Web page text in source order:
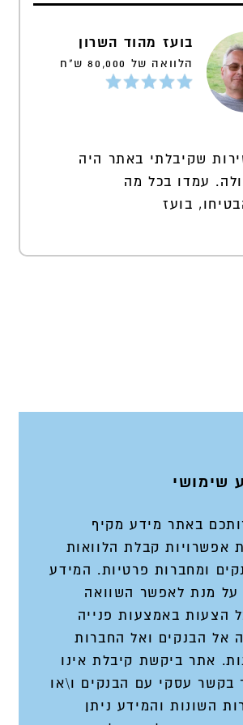
בועז מהוד השרון
הלוואה של 80,000 ש"ח
שקיבלתי באתר היה
עמדו בכל מה
בועז
שימושי
באתר מידע מקיף
אפשרויות קבלת הלוואות
ומחברות פרטיות. המידע
על מנת לאפשר השוואה
הצעות באמצעות פנייה
אל הבנקים ואל החברות
אתר ביקשת קיבלת אינו
בקשר עסקי עם הבנקים ו\או
השונות והמידע ניתן